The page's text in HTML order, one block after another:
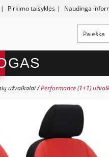
| Pirkimo taisyklės | Naudinga
užvalkalai Performance (1+1)